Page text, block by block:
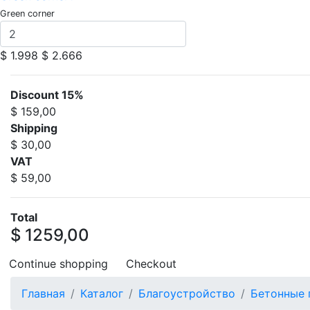
Green corner
$ 1.998 $ 2.666
Discount 15%
$ 159,00
Shipping
$ 30,00
VAT
$ 59,00
Total
$ 1259,00
Continue shopping Checkout
Главная Каталог Благоустройство Бетонные